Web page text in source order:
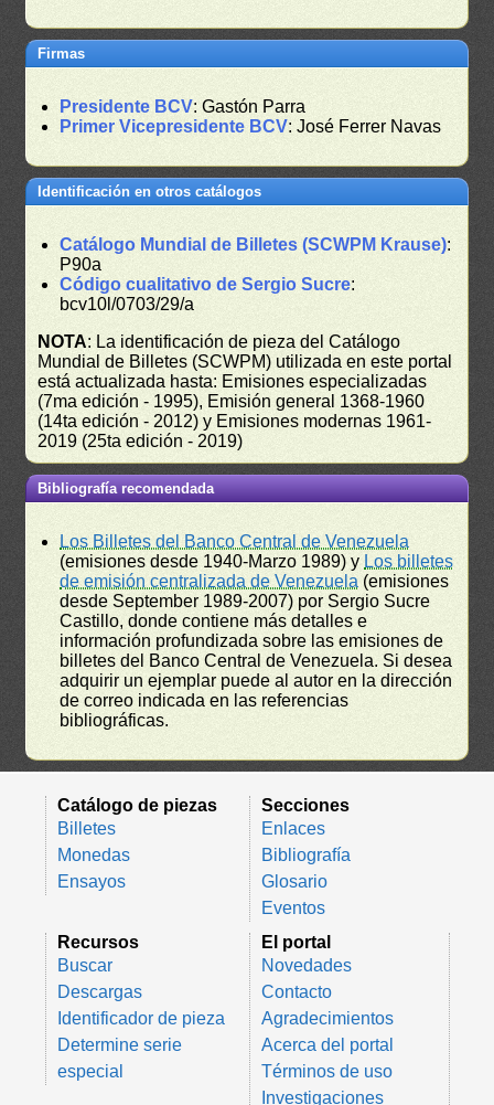
Firmas
Presidente BCV: Gastón Parra
Primer Vicepresidente BCV: José Ferrer Navas
Identificación en otros catálogos
Catálogo Mundial de Billetes (SCWPM Krause):
P90a
Código cualitativo de Sergio Sucre:
bcv10l/0703/29/a
NOTA: La identificación de pieza del Catálogo
Mundial de Billetes (SCWPM) utilizada en este portal
está actualizada hasta: Emisiones especializadas
(7ma edición - 1995), Emisión general 1368-1960
(14ta edición - 2012) y Emisiones modernas 1961-
2019 (25ta edición - 2019)
Bibliografía recomendada
Los Billetes del Banco Central de Venezuela
(emisiones desde 1940-Marzo 1989) y Los billetes
de emisión centralizada de Venezuela (emisiones
desde September 1989-2007) por Sergio Sucre
Castillo, donde contiene más detalles e
información profundizada sobre las emisiones de
billetes del Banco Central de Venezuela. Si desea
adquirir un ejemplar puede al autor en la dirección
de correo indicada en las referencias
bibliográficas.
Catálogo de piezas
Billetes
Monedas
Ensayos
Secciones
Enlaces
Bibliografía
Glosario
Eventos
Recursos
Buscar
Descargas
Identificador de pieza
Determine serie
especial
El portal
Novedades
Contacto
Agradecimientos
Acerca del portal
Términos de uso
Investigaciones